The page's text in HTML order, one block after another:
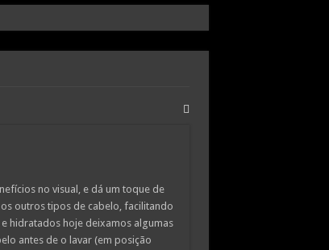
no visual, e dá um toque de
outros tipos de cabelo, facilitando
hidratados hoje deixamos algumas
antes de o lavar (em posição